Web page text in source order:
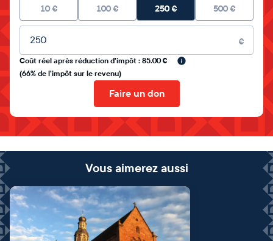
10 € 100 € 250€ 500 €
Montant libre
€
Coût réel après réduction d'impôt : 85.00 €
(66% de l'impôt sur le revenu)
Faire un don
Vous aimerez aussi